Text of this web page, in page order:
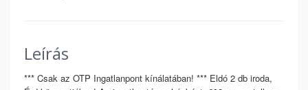
Leírás
*** Csak az OTP Ingatlanpont kínálatában! *** Eldó 2 db iroda,